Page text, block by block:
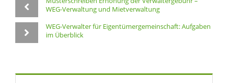
WEG-Verwaltung und Mietverwaltung
WEG-Verwalter für Eigentümergemeinschaft: Aufgaben
im Überblick